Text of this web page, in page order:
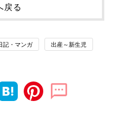
戻る
記・マンガ 出産～新生児